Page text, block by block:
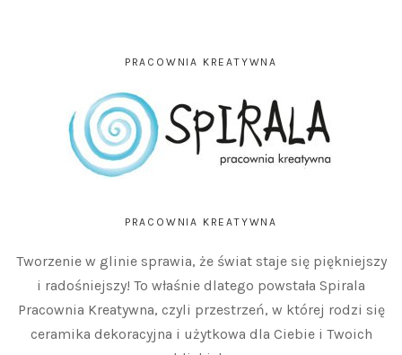
PRACOWNIA KREATYWNA
PRACOWNIA KREATYWNA
Tworzenie w glinie sprawia, że świat staje się piękniejszy
i radośniejszy! To właśnie dlatego powstała Spirala
Pracownia Kreatywna, czyli przestrzeń, w której rodzi się
ceramika dekoracyjna i użytkowa dla Ciebie i Twoich